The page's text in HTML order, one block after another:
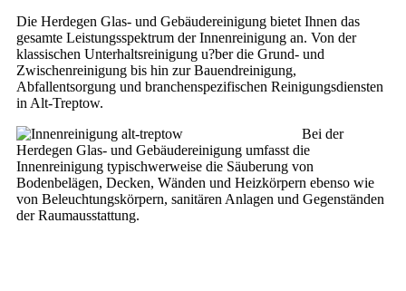
Die Herdegen Glas- und Gebäudereinigung bietet Ihnen das
gesamte Leistungsspektrum der Innenreinigung an. Von der
klassischen Unterhaltsreinigung u?ber die Grund- und
Zwischenreinigung bis hin zur Bauendreinigung,
Abfallentsorgung und branchenspezifischen Reinigungsdiensten
in Alt-Treptow.
Bei der
Herdegen Glas- und Gebäudereinigung umfasst die
Innenreinigung typischwerweise die Säuberung von
Bodenbelägen, Decken, Wänden und Heizkörpern ebenso wie
von Beleuchtungskörpern, sanitären Anlagen und Gegenständen
der Raumausstattung.